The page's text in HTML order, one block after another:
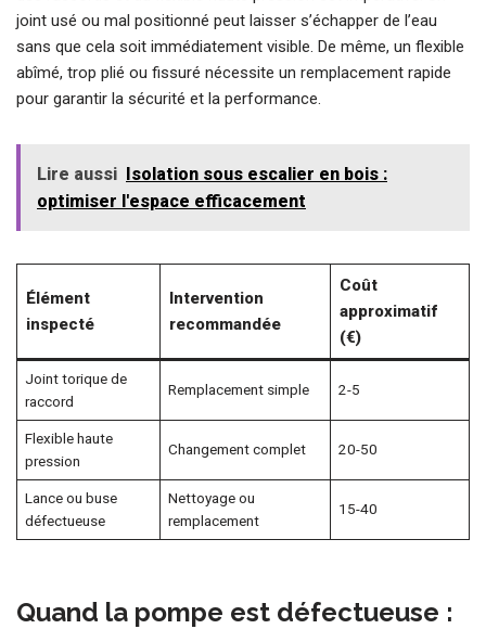
joint usé ou mal positionné peut laisser s’échapper de l’eau
sans que cela soit immédiatement visible. De même, un flexible
abîmé, trop plié ou fissuré nécessite un remplacement rapide
pour garantir la sécurité et la performance.
Lire aussi Isolation sous escalier en bois :
optimiser l'espace efficacement
Élément
inspecté
Intervention
recommandée
Coût
approximatif
(€)
Joint torique de
raccord
Remplacement simple 2-5
Flexible haute
pression
Changement complet 20-50
Lance ou buse
défectueuse
Nettoyage ou
remplacement
15-40
Quand la pompe est défectueuse :